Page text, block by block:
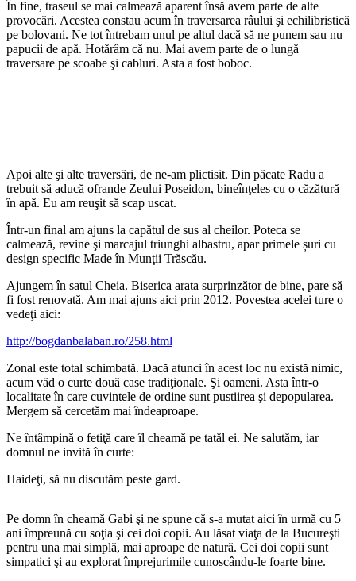
În fine, traseul se mai calmează aparent însă avem parte de alte
provocări. Acestea constau acum în traversarea râului şi echilibristică
pe bolovani. Ne tot întrebam unul pe altul dacă să ne punem sau nu
papucii de apă. Hotărâm că nu. Mai avem parte de o lungă
traversare pe scoabe şi cabluri. Asta a fost boboc.
Apoi alte şi alte traversări, de ne-am plictisit. Din păcate Radu a
trebuit să aducă ofrande Zeului Poseidon, bineînţeles cu o căzătură
în apă. Eu am reuşit să scap uscat.
Într-un final am ajuns la capătul de sus al cheilor. Poteca se
calmează, revine şi marcajul triunghi albastru, apar primele șuri cu
design specific Made în Munţii Trăscău.
Ajungem în satul Cheia. Biserica arata surprinzător de bine, pare să
fi fost renovată. Am mai ajuns aici prin 2012. Povestea acelei ture o
vedeţi aici:
http://bogdanbalaban.ro/258.html
Zonal este total schimbată. Dacă atunci în acest loc nu există nimic,
acum văd o curte două case tradiţionale. Şi oameni. Asta într-o
localitate în care cuvintele de ordine sunt pustiirea şi depopularea.
Mergem să cercetăm mai îndeaproape.
Ne întâmpină o fetiţă care îl cheamă pe tatăl ei. Ne salutăm, iar
domnul ne invită în curte:
Haideţi, să nu discutăm peste gard.
Pe domn în cheamă Gabi şi ne spune că s-a mutat aici în urmă cu 5
ani împreună cu soţia şi cei doi copii. Au lăsat viaţa de la Bucureşti
pentru una mai simplă, mai aproape de natură. Cei doi copii sunt
simpatici şi au explorat împrejurimile cunoscându-le foarte bine.